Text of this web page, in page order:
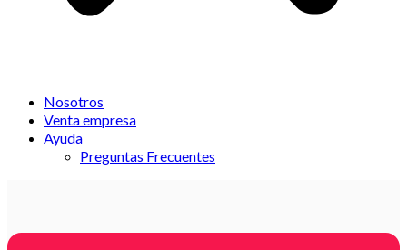
Nosotros
Venta empresa
Ayuda
Preguntas Frecuentes